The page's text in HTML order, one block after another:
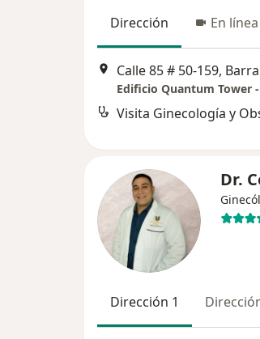
Dirección En línea
Calle 85 # 50-159,
Edificio Quantum Tower
Visita Ginecología y
Dr.
Dirección 1